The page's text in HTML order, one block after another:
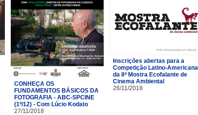
CONHEÇA OS
FUNDAMENTOS BÁSICOS DA
FOTOGRAFIA - ABC-SPCINE
(1º/12) - Com Lúcio Kodato
27/11/2018
Inscrições abertas para a
Competição Latino-Americana
da 8ª Mostra Ecofalante de
Cinema Ambiental
26/11/2018